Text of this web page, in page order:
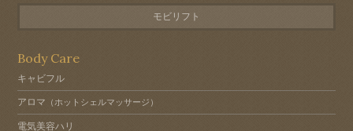
モビリフト
Body Care
キャビフル
アロマ （ホットシェルマッサージ）
電気美容ハリ